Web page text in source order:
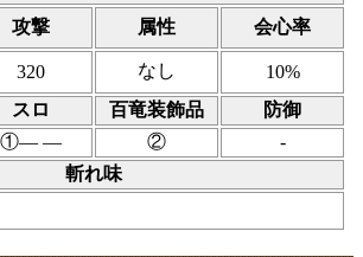
攻撃
属性 会心率
320 なし
10%
スロ 百竜装飾品
防御
①― ― ②
-
斬れ味